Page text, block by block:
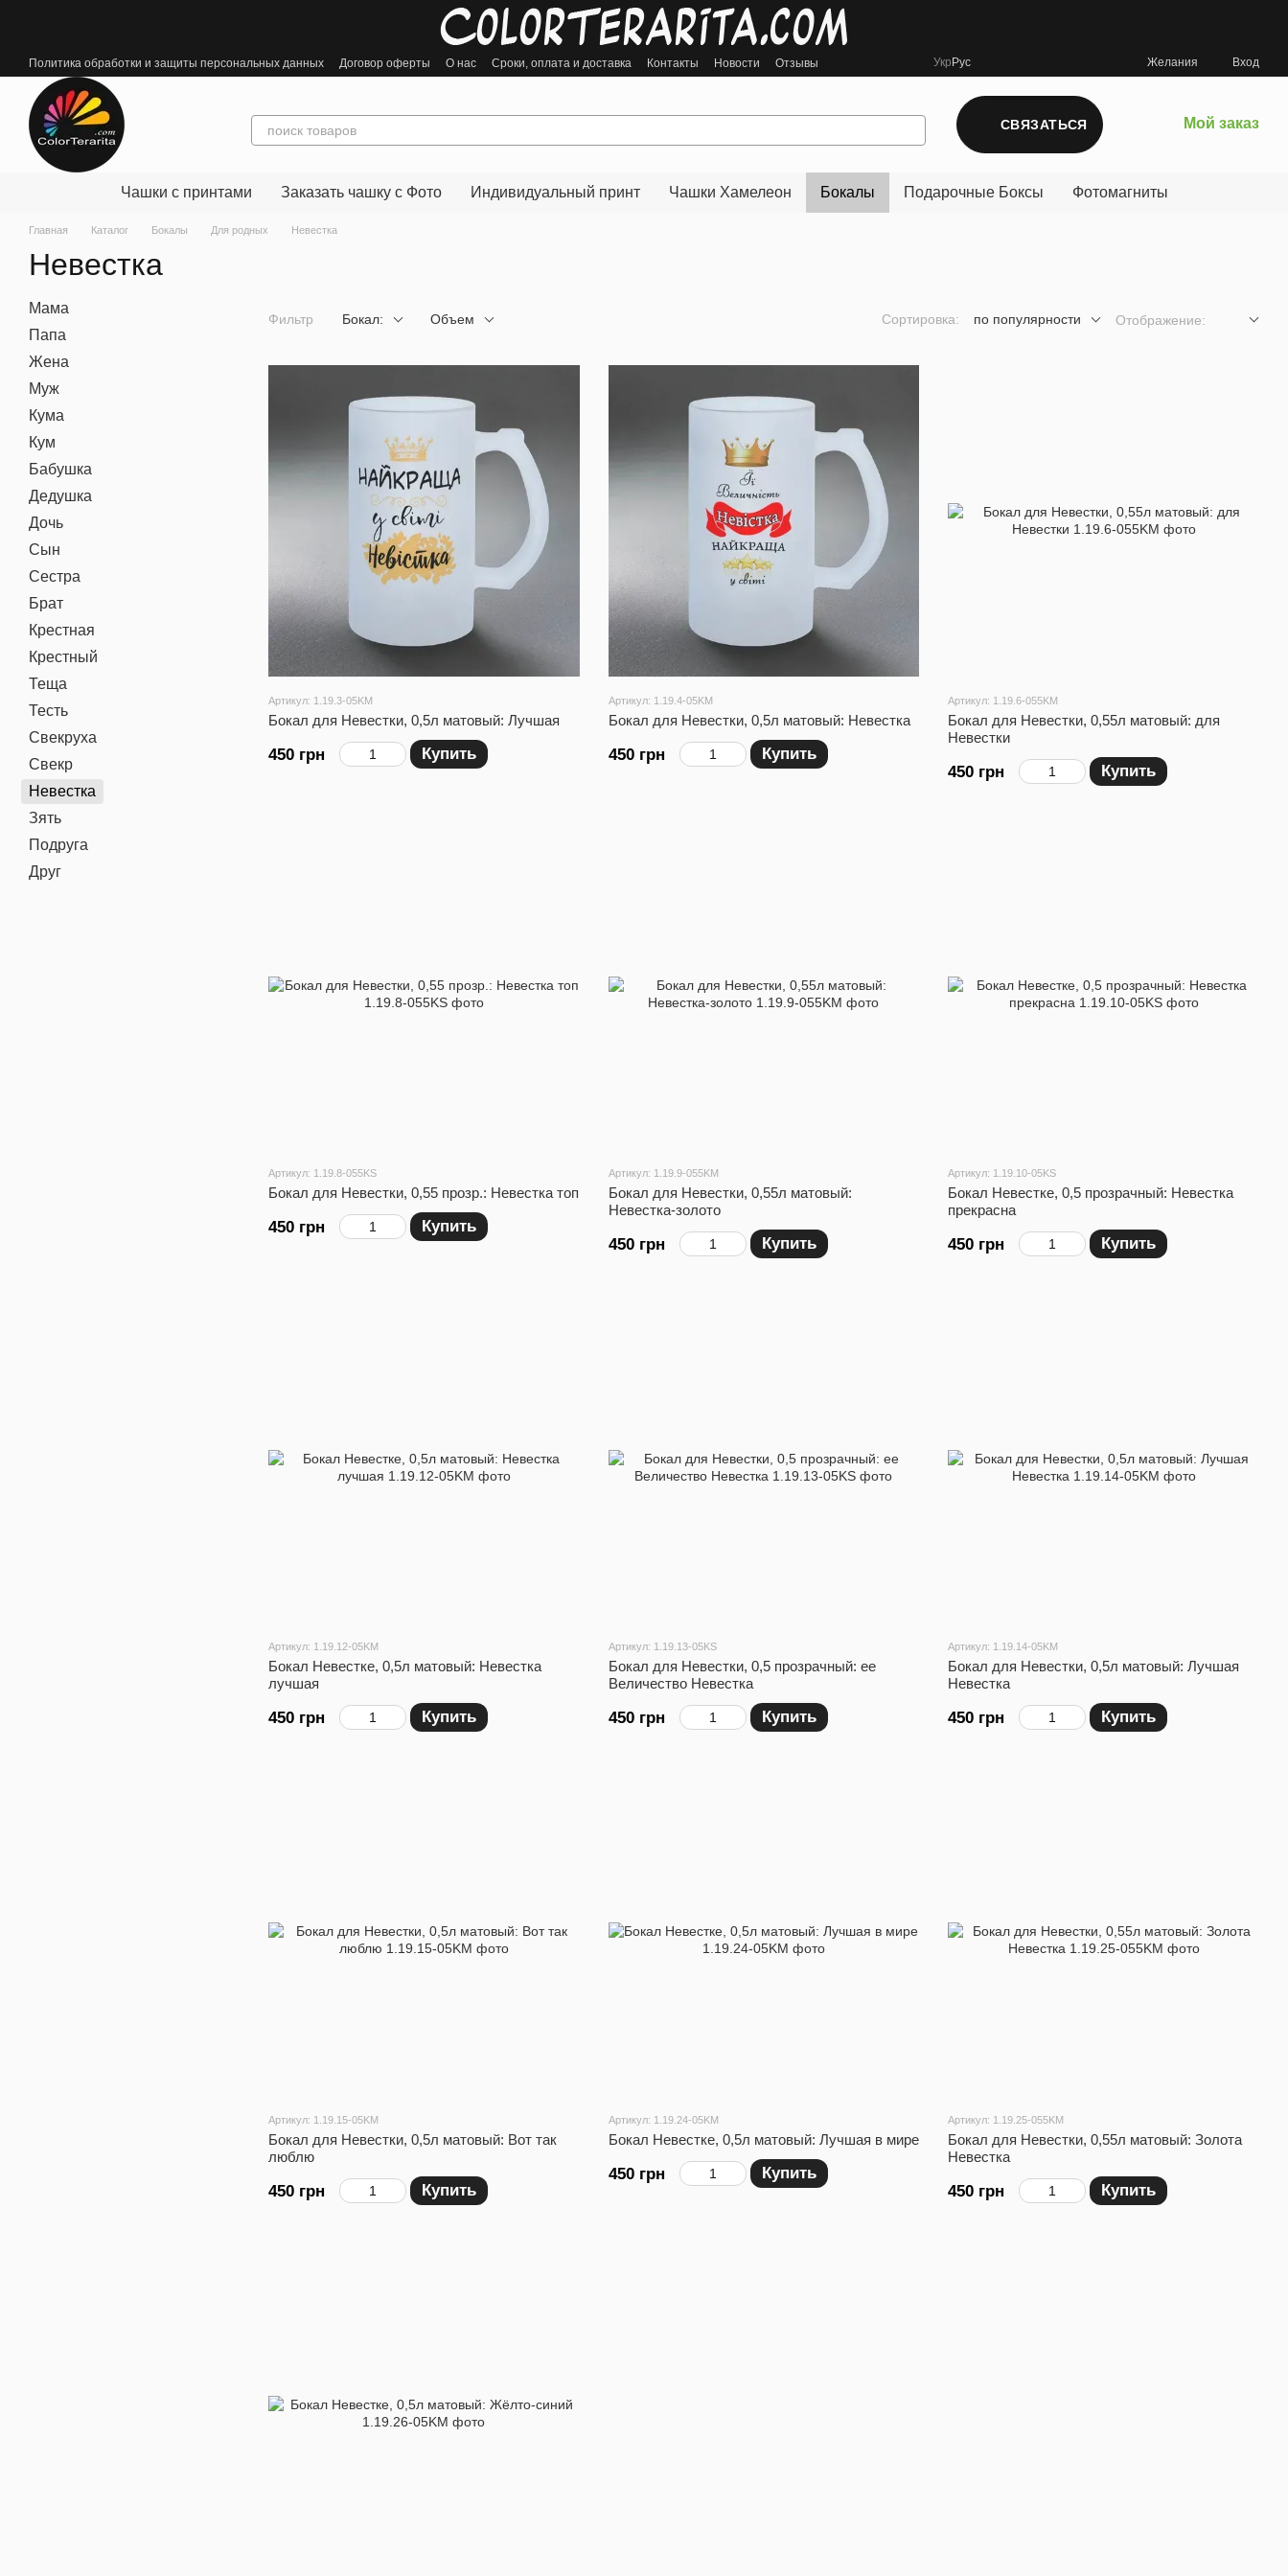
Политика обработки и защиты персональных данных Договор оферты О нас Сроки, оплата и доставка Контакты Новости Отзывы Укр Рус Желания Вход
СВЯЗАТЬСЯ Мой заказ
Чашки с принтами Заказать чашку с Фото Индивидуальный принт Чашки Хамелеон Бокалы Подарочные Боксы Фотомагниты
Главная Каталог Бокалы Для родных Невестка
Невестка
Фильтр Бокал: Объем Сортировка: по популярности Отображение:
Артикул: 1.19.3-05KM
Бокал для Невестки, 0,5л матовый: Лучшая
450 грн Купить
Артикул: 1.19.4-05KM
Бокал для Невестки, 0,5л матовый: Невестка
450 грн Купить
Артикул: 1.19.6-055KM
Бокал для Невестки, 0,55л матовый: для
Невестки
450 грн Купить
Артикул: 1.19.8-055KS
Бокал для Невестки, 0,55 прозр.: Невестка топ
450 грн Купить
Артикул: 1.19.9-055KM
Бокал для Невестки, 0,55л матовый:
Невестка-золото
450 грн Купить
Артикул: 1.19.10-05KS
Бокал Невестке, 0,5 прозрачный: Невестка
прекрасна
450 грн Купить
Артикул: 1.19.12-05KM
Бокал Невестке, 0,5л матовый: Невестка
лучшая
450 грн Купить
Артикул: 1.19.13-05KS
Бокал для Невестки, 0,5 прозрачный: ее
Величество Невестка
450 грн Купить
Артикул: 1.19.14-05KM
Бокал для Невестки, 0,5л матовый: Лучшая
Невестка
450 грн Купить
Артикул: 1.19.15-05KM
Бокал для Невестки, 0,5л матовый: Вот так
люблю
450 грн Купить
Артикул: 1.19.24-05KM
Бокал Невестке, 0,5л матовый: Лучшая в мире
450 грн Купить
Артикул: 1.19.25-055KM
Бокал для Невестки, 0,55л матовый: Золота
Невестка
450 грн Купить
Мама
Папа
Жена
Муж
Кума
Кум
Бабушка
Дедушка
Дочь
Сын
Сестра
Брат
Крестная
Крестный
Теща
Тесть
Свекруха
Свекр
Невестка
Зять
Подруга
Друг